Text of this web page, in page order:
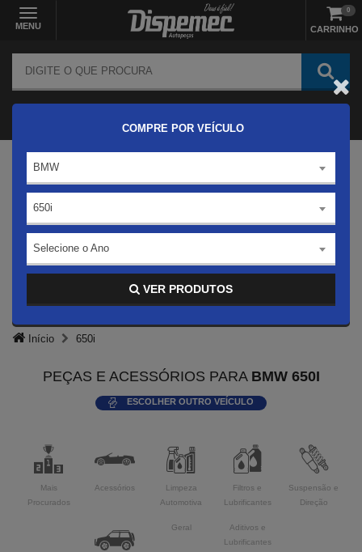
MENU CARRINHO
0
COMPRE POR VEÍCULO
BMW
650i
Selecione o Ano
VER PRODUTOS
Início 650i
PEÇAS E ACESSÓRIOS PARA BMW 650I
ESCOLHER OUTRO VEÍCULO
Mais
Procurados
Acessórios
Limpeza
Automotiva
Filtros e
Lubrificantes
Suspensão e
Direção
Geral
Aditivos e
Lubrificantes